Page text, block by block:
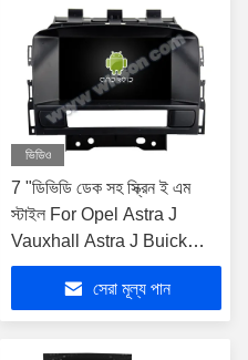
ভিডিও
7 "ডিভিডি ডেক সহ স্ক্রিন ই এম
স্টাইল For Opel Astra J
Vauxhall Astra J Buick
Verano 2009-2015
অ্যান্ড্রয়েড গাড়ি ডিভিডি জিপিএস
মাল্টিমিডিয়া
সেরা মূল্য পান